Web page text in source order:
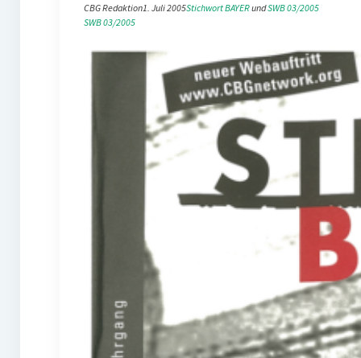
CBG Redaktion1. Juli 2005Stichwort BAYER und SWB 03/2005
SWB 03/2005